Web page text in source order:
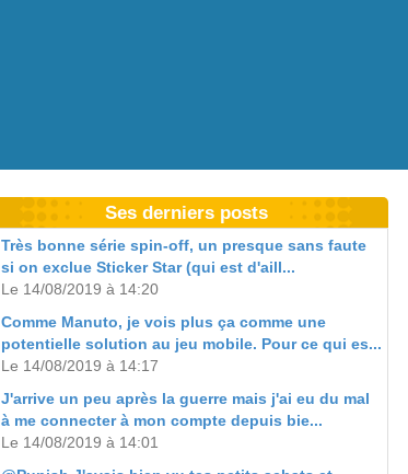
Ses derniers posts
Très bonne série spin-off, un presque sans faute
si on exclue Sticker Star (qui est d'aill...
Le 14/08/2019 à 14:20
Comme Manuto, je vois plus ça comme une
potentielle solution au jeu mobile. Pour ce qui es...
Le 14/08/2019 à 14:17
J'arrive un peu après la guerre mais j'ai eu du mal
à me connecter à mon compte depuis bie...
Le 14/08/2019 à 14:01